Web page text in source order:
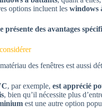
options incluent les windows
présente des avantages
des fenêtres est aussi
, par exemple, est apprécié
, bien qu’il nécessite plus
est une autre option